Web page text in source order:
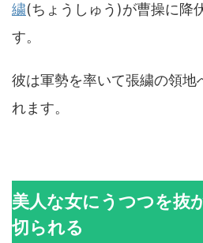
繍(ちょうしゅう)が曹操に降
す。
彼は軍勢を率いて張繍の領地
れます。
美人な女にうつつを抜
切られる